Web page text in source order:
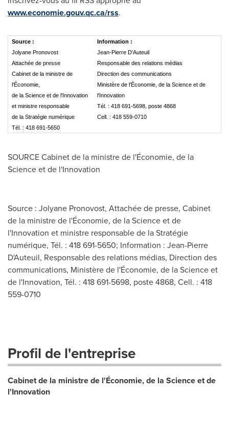
www.economie.gouv.qc.ca/rss.
Source :
Jolyane Pronovost
Attachée de presse
Cabinet de la ministre de
l'Économie,
de la Science et de l'Innovation
et ministre responsable
de la Stratégie numérique
Tél. : 418 691-5650
Information :
Jean-Pierre D'Auteuil
Responsable des relations médias
Direction des communications
Ministère de l'Économie, de la Science et de
l'Innovation
Tél. : 418 691-5698, poste 4868
Cell. : 418 559-0710
SOURCE Cabinet de la ministre de l'Économie, de la
Science et de l'Innovation
Source : Jolyane Pronovost, Attachée de presse, Cabinet
de la ministre de l'Économie, de la Science et de
l'Innovation et ministre responsable de la Stratégie
numérique, Tél. : 418 691-5650; Information : Jean-Pierre
D'Auteuil, Responsable des relations médias, Direction des
communications, Ministère de l'Économie, de la Science et
de l'Innovation, Tél. : 418 691-5698, poste 4868, Cell. : 418
559-0710
Profil de l'entreprise
Cabinet de la ministre de l'Économie, de la Science et de
l'Innovation